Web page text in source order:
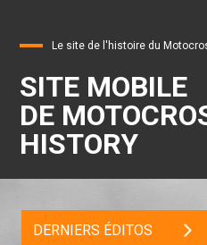
Le site de l'histoire du
SITE MOBILE
DE
HISTORY
DERNIERS ÉDITOS